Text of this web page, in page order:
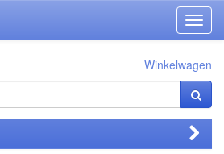
Winkelwagen